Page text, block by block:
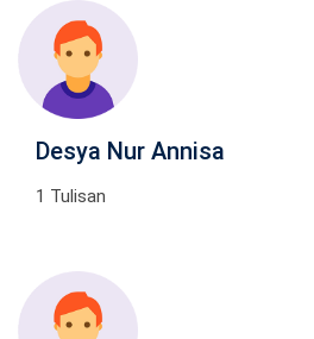
Desya Nur Annisa
1 Tulisan